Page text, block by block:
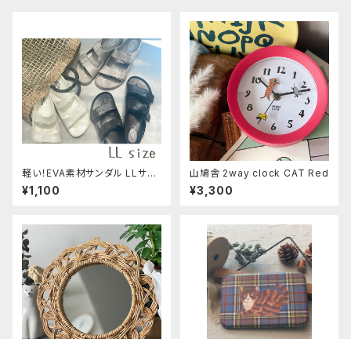
軽い！EVA素材サンダル LLサイ
ズ
¥1,100
山鳩舎 2way clock CAT Red
¥3,300